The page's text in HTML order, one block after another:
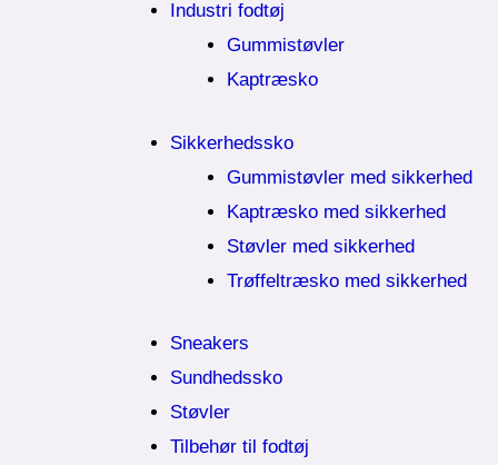
Industri fodtøj
Gummistøvler
Kaptræsko
Sikkerhedssko
Gummistøvler med sikkerhed
Kaptræsko med sikkerhed
Støvler med sikkerhed
Trøffeltræsko med sikkerhed
Sneakers
Sundhedssko
Støvler
Tilbehør til fodtøj